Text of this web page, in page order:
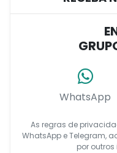
WhatsApp
As regras de
WhatsApp e Telegram,
por